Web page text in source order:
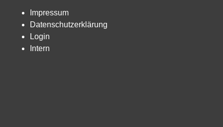
Impressum
Datenschutzerklärung
Login
Intern